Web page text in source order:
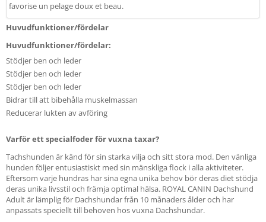
favorise un pelage doux et beau.
Huvudfunktioner/fördelar
Huvudfunktioner/fördelar:
Stödjer ben och leder
Stödjer ben och leder
Stödjer ben och leder
Bidrar till att bibehålla muskelmassan
Reducerar lukten av avföring
Varför ett specialfoder för vuxna taxar?
Tachshunden är känd för sin starka vilja och sitt stora mod. Den vänliga
hunden följer entusiastiskt med sin mänskliga flock i alla aktiviteter.
Eftersom varje hundras har sina egna unika behov bör deras diet stödja
deras unika livsstil och främja optimal hälsa. ROYAL CANIN Dachshund
Adult är lämplig för Dachshundar från 10 månaders ålder och har
anpassats speciellt till behoven hos vuxna Dachshundar.